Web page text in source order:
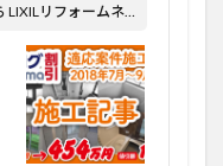
ネット Optima Reform！